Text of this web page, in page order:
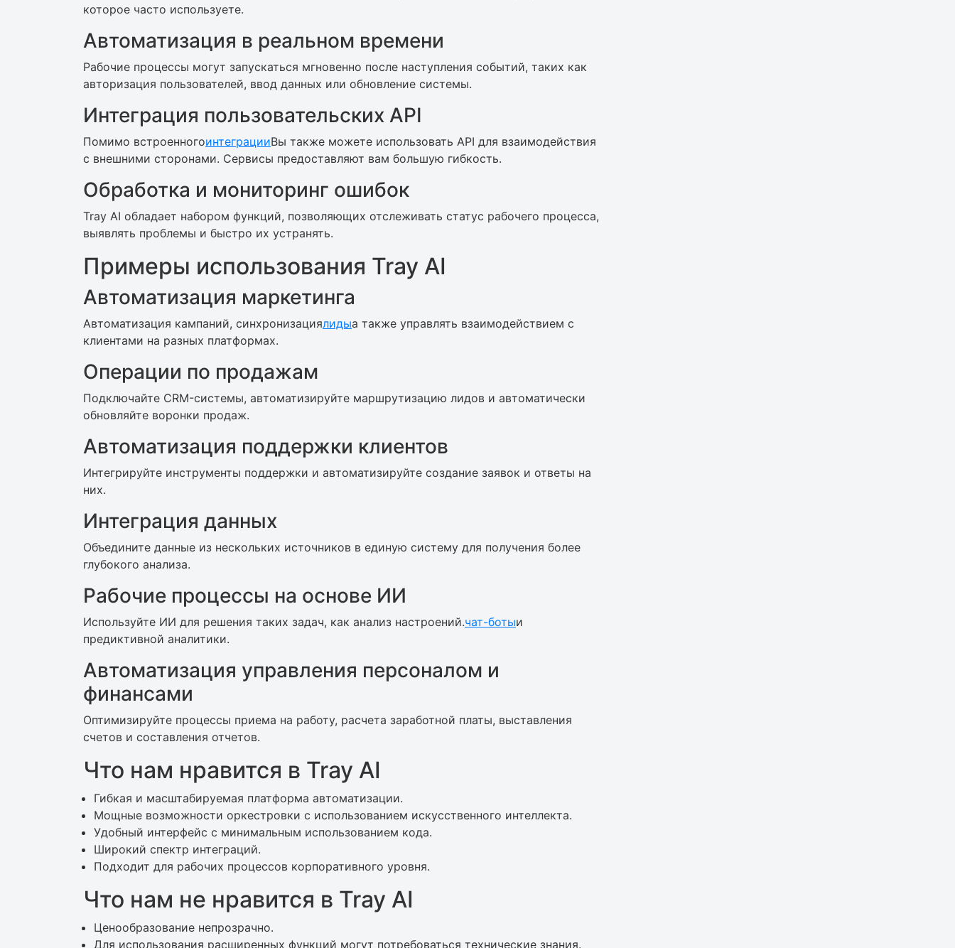
которое часто используете.
Автоматизация в реальном времени
Рабочие процессы могут запускаться мгновенно после наступления событий, таких как
авторизация пользователей, ввод данных или обновление системы.
Интеграция пользовательских API
Помимо встроенногоинтеграцииВы также можете использовать API для взаимодействия
с внешними сторонами. Сервисы предоставляют вам большую гибкость.
Обработка и мониторинг ошибок
Tray AI обладает набором функций, позволяющих отслеживать статус рабочего процесса,
выявлять проблемы и быстро их устранять.
Примеры использования Tray AI
Автоматизация маркетинга
Автоматизация кампаний, синхронизациялидыа также управлять взаимодействием с
клиентами на разных платформах.
Операции по продажам
Подключайте CRM-системы, автоматизируйте маршрутизацию лидов и автоматически
обновляйте воронки продаж.
Автоматизация поддержки клиентов
Интегрируйте инструменты поддержки и автоматизируйте создание заявок и ответы на
них.
Интеграция данных
Объедините данные из нескольких источников в единую систему для получения более
глубокого анализа.
Рабочие процессы на основе ИИ
Используйте ИИ для решения таких задач, как анализ настроений.чат-ботыи
предиктивной аналитики.
Автоматизация управления персоналом и
финансами
Оптимизируйте процессы приема на работу, расчета заработной платы, выставления
счетов и составления отчетов.
Что нам нравится в Tray AI
Гибкая и масштабируемая платформа автоматизации.
Мощные возможности оркестровки с использованием искусственного интеллекта.
Удобный интерфейс с минимальным использованием кода.
Широкий спектр интеграций.
Подходит для рабочих процессов корпоративного уровня.
Что нам не нравится в Tray AI
Ценообразование непрозрачно.
Для использования расширенных функций могут потребоваться технические знания.